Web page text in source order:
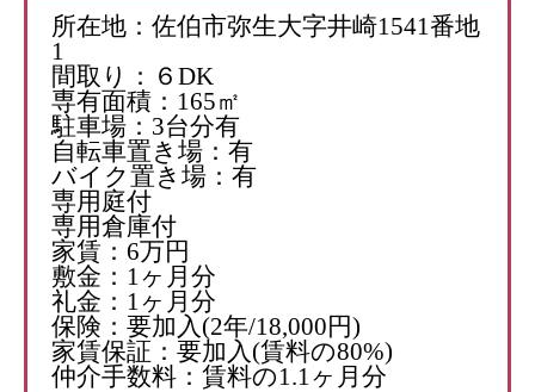
所在地：佐伯市弥生大字井崎1541番地
1
間取り：６DK
専有面積：165㎡
駐車場：3台分有
自転車置き場：有
バイク置き場：有
専用庭付
専用倉庫付
家賃：6万円
敷金：1ヶ月分
礼金：1ヶ月分
保険：要加入(2年/18,000円)
家賃保証：要加入(賃料の80%)
仲介手数料：賃料の1.1ヶ月分